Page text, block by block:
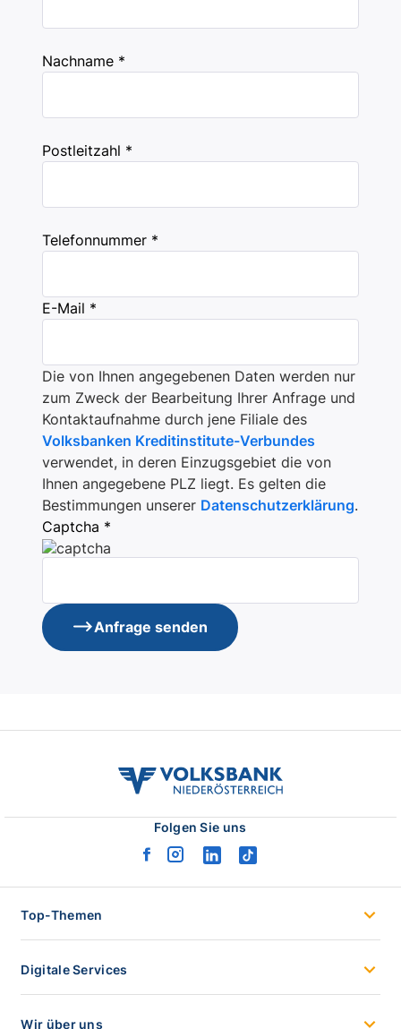
Nachname *
Postleitzahl *
Telefonnummer *
E-Mail *
Die von Ihnen angegebenen Daten werden nur
zum Zweck der Bearbeitung Ihrer Anfrage und
Kontaktaufnahme durch jene Filiale des
Volksbanken Kreditinstitute-Verbundes
verwendet, in deren Einzugsgebiet die von
Ihnen angegebene PLZ liegt. Es gelten die
Bestimmungen unserer Datenschutzerklärung.
Captcha *
Anfrage senden
volksbank
noe
Folgen Sie uns
facebook
instagram
linkedintiktok
Top-Themen
Digitale Services
Wir über uns